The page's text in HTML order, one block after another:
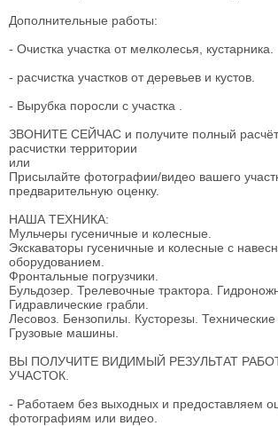
Дополнительные работы:
- Очистка участка от мелколесья, кустарника.
- расчистка участков от деревьев и кустов.
- Вырубка поросли с участка .
ЗВОНИТЕ СЕЙЧАС и получите полный расчёт
расчистки территории
или
Присылайте фотографии/видео вашего
предварительную оценку.
НАША ТЕХНИКА:
Мульчеры гусеничные и колесные.
Экскаваторы гусеничные и колесные с
оборудованием.
Фронтальные погрузчики.
Бульдозер. Трелевочные трактора.
Гидравлические грабли.
Лесовоз. Бензопилы. Кусторезы. Технические
Грузовые машины.
ВЫ ПОЛУЧИТЕ ВИДИМЫЙ РЕЗУЛЬТАТ
УЧАСТОК.
- Работаем без выходных и предоставляем
фотографиям или видео.